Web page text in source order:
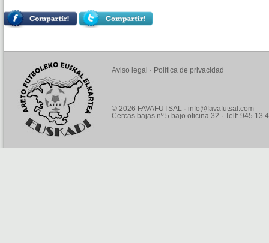
Aviso legal · Política de privacidad
© 2026 FAVAFUTSAL · info@favafutsal.com
Cercas bajas nº 5 bajo oficina 32 · Telf: